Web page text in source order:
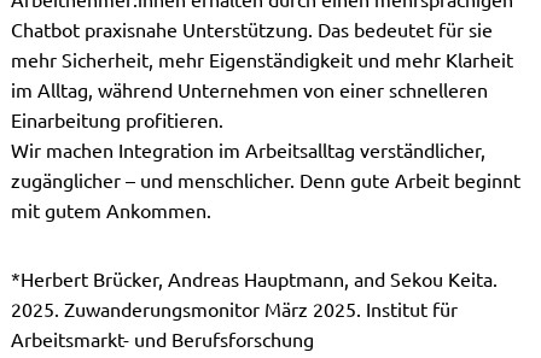
Chatbot praxisnahe Unterstützung. Das bedeutet für sie
mehr Sicherheit, mehr Eigenständigkeit und mehr Klarheit
im Alltag, während Unternehmen von einer schnelleren
Einarbeitung profitieren.
Wir machen Integration im Arbeitsalltag verständlicher,
zugänglicher – und menschlicher. Denn gute Arbeit beginnt
mit gutem Ankommen.
*Herbert Brücker, Andreas Hauptmann, and Sekou Keita.
2025. Zuwanderungsmonitor März 2025. Institut für
Arbeitsmarkt- und Berufsforschung